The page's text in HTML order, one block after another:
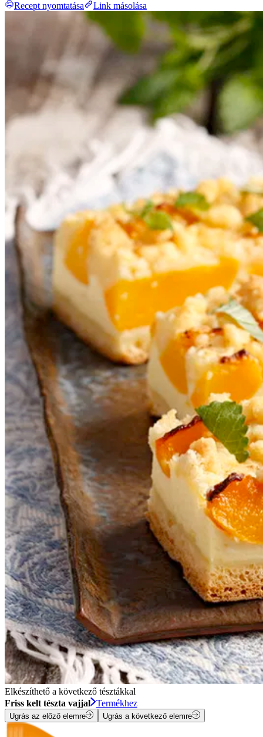
Recept nyomtatása
Link másolása
Elkészíthető a következő tésztákkal
Friss kelt tészta vajjal Termékhez
Ugrás az előző elemre Ugrás a következő elemre